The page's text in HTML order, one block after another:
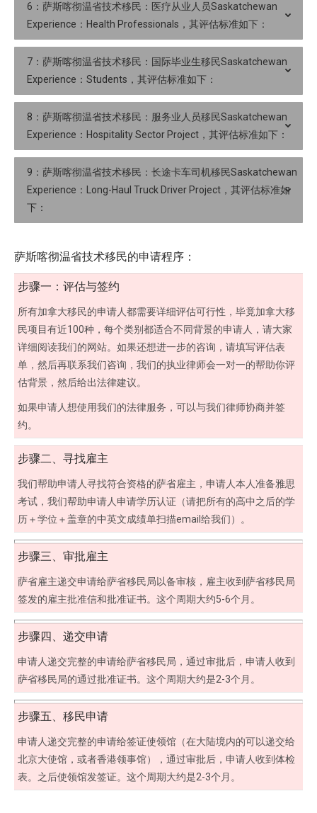
6：萨斯喀彻温省技术移民：医疗从业人员Saskatchewan
Experience：Health Professionals，其评估标准如下：
7：萨斯喀彻温省技术移民：国际毕业生移民Saskatchewan
Experience：Students，其评估标准如下：
8：萨斯喀彻温省技术移民：服务业人员移民Saskatchewan
Experience：Hospitality Sector Project，其评估标准如下：
9：萨斯喀彻温省技术移民：长途卡车司机移民Saskatchewan
Experience：Long-Haul Truck Driver Project，其评估标准如
下：
萨斯喀彻温省技术移民的申请程序：
步骤一：评估与签约
所有加拿大移民的申请人都需要详细评估可行性，毕竟加拿大移
民项目有近100种，每个类别都适合不同背景的申请人，请大家
详细阅读我们的网站。如果还想进一步的咨询，请填写评估表
单，然后再联系我们咨询，我们的执业律师会一对一的帮助你评
估背景，然后给出法律建议。
如果申请人想使用我们的法律服务，可以与我们律师协商并签
约。
步骤二、寻找雇主
我们帮助申请人寻找符合资格的萨省雇主，申请人本人准备雅思
考试，我们帮助申请人申请学历认证（请把所有的高中之后的学
历＋学位＋盖章的中英文成绩单扫描email给我们）。
步骤三、审批雇主
萨省雇主递交申请给萨省移民局以备审核，雇主收到萨省移民局
签发的雇主批准信和批准证书。这个周期大约5-6个月。
步骤四、递交申请
申请人递交完整的申请给萨省移民局，通过审批后，申请人收到
萨省移民局的通过批准证书。这个周期大约是2-3个月。
步骤五、移民申请
申请人递交完整的申请给签证使领馆（在大陆境内的可以递交给
北京大使馆，或者香港领事馆），通过审批后，申请人收到体检
表。之后使领馆发签证。这个周期大约是2-3个月。